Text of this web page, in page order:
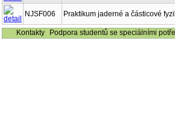
NJSF006 Praktikum jaderné a částicové
Kontakty
Podpora studentů se speciálními